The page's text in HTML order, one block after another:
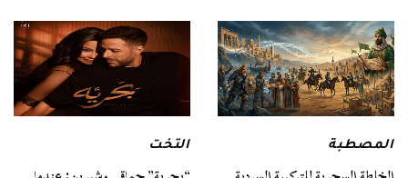
المصطبة التخت